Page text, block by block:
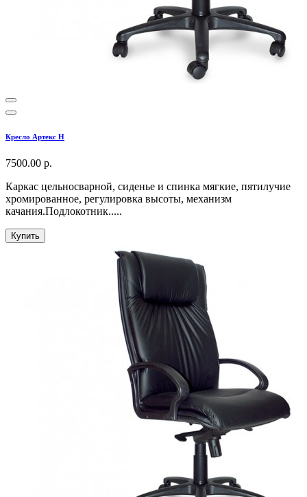
Кресло Артекс H
7500.00 р.
Каркас цельносварной, сиденье и спинка мягкие, пятилучие
хромированное, регулировка высоты, механизм
качания.Подлокотник.....
Купить